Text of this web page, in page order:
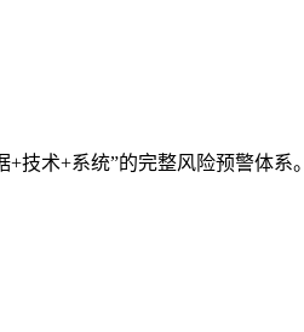
技术+系统”的完整风险预警体系。